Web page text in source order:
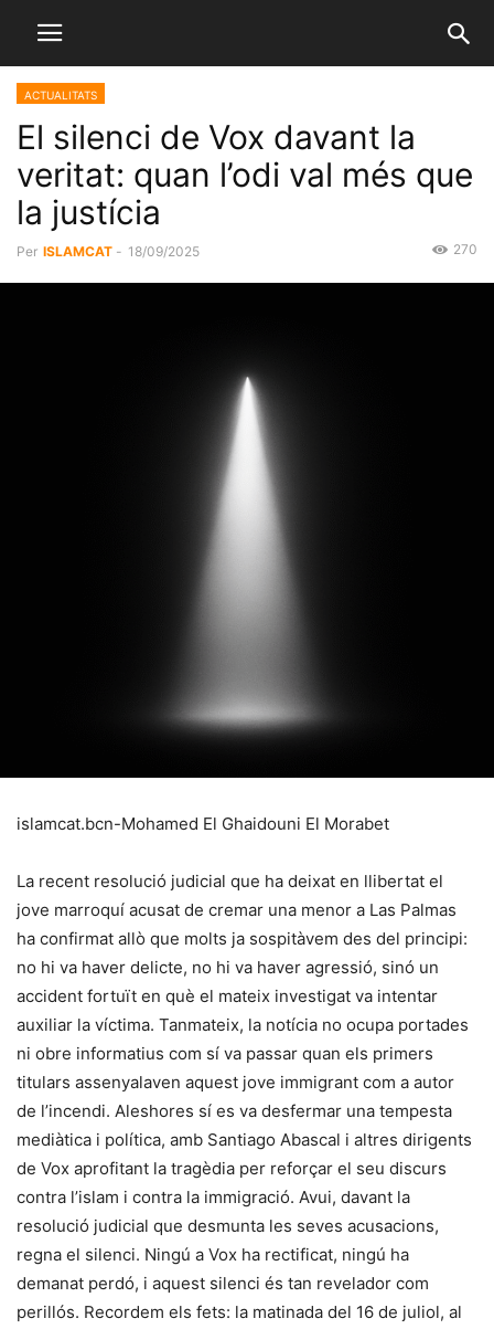
ACTUALITATS
El silenci de Vox davant la
veritat: quan l’odi val més que
la justícia
Per ISLAMCAT - 18/09/2025 270
islamcat.bcn-Mohamed El Ghaidouni El Morabet
La recent resolució judicial que ha deixat en llibertat el
jove marroquí acusat de cremar una menor a Las Palmas
ha confirmat allò que molts ja sospitàvem des del principi:
no hi va haver delicte, no hi va haver agressió, sinó un
accident fortuït en què el mateix investigat va intentar
auxiliar la víctima. Tanmateix, la notícia no ocupa portades
ni obre informatius com sí va passar quan els primers
titulars assenyalaven aquest jove immigrant com a autor
de l’incendi. Aleshores sí es va desfermar una tempesta
mediàtica i política, amb Santiago Abascal i altres dirigents
de Vox aprofitant la tragèdia per reforçar el seu discurs
contra l’islam i contra la immigració. Avui, davant la
resolució judicial que desmunta les seves acusacions,
regna el silenci. Ningú a Vox ha rectificat, ningú ha
demanat perdó, i aquest silenci és tan revelador com
perillós. Recordem els fets: la matinada del 16 de juliol, al